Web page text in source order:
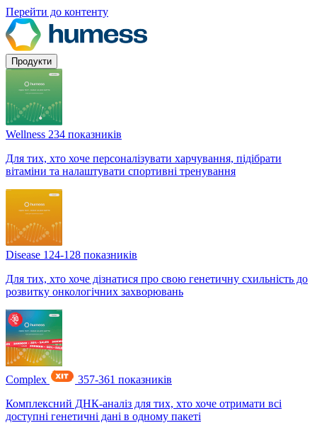
Перейти до контенту
Продукти
Wellness 234 показників
Для тих, хто хоче персоналізувати харчування, підібрати
вітаміни та налаштувати спортивні тренування
Disease 124-128 показників
Для тих, хто хоче дізнатися про свою генетичну схильність до
розвитку онкологічних захворювань
Complex
357-361 показників
Комплексний ДНК-аналіз для тих, хто хоче отримати всі
доступні генетичні дані в одному пакеті